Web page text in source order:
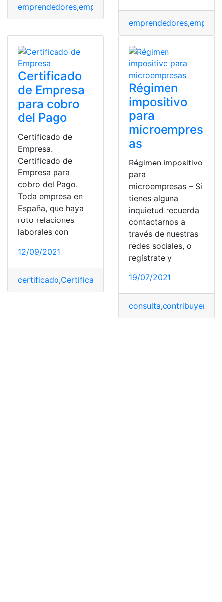
emprendedores,emprendimiento
emprendedores,
Certificado
de Empresa
para cobro
del Pago
Certificado de
Empresa.
Certificado de
Empresa para
cobro del Pago.
Toda empresa en
España, que haya
roto relaciones
laborales con
12/09/2021
certificado,Certificados Cobros,emprendedores
Régimen
impositivo
para
microempres
as
Régimen impositivo
para
microempresas – Si
tienes alguna
inquietud recuerda
contactarnos a
través de nuestras
redes sociales, o
regístrate y
19/07/2021
consulta,contribuyente